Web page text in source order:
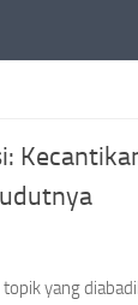
yang